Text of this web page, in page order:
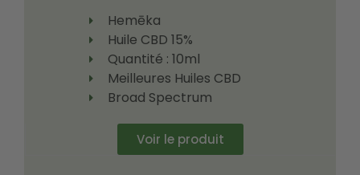
Hemēka
Huile CBD 15%
Quantité : 10ml
Meilleures Huiles CBD
Broad Spectrum
Voir le produit